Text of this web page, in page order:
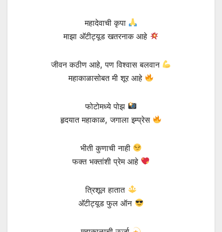
महादेवाची कृपा
माझा अ‍ॅटीट्यूड खतरनाक आहे
जीवन कठीण आहे, पण विश्वास बलवान
महाकाळासोबत मी शूर आहे
फोटोमध्ये पोझ
हृदयात महाकाळ, जगाला इम्प्रेस
भीती कुणाची नाही
फक्त भक्तांशी प्रेम आहे
त्रिशूल हातात
अ‍ॅटीट्यूड फुल ऑन